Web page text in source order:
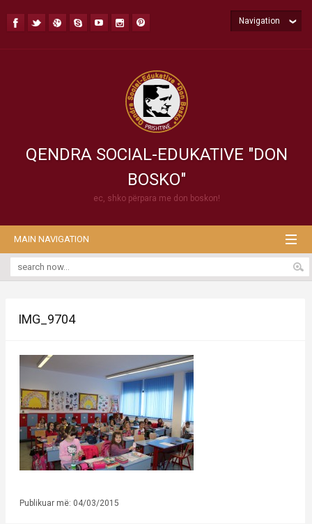
QENDRA SOCIAL-EDUKATIVE "DON
BOSKO"
ec, shko përpara me don boskon!
Navigation
MAIN NAVIGATION
IMG_9704
Publikuar më: 04/03/2015